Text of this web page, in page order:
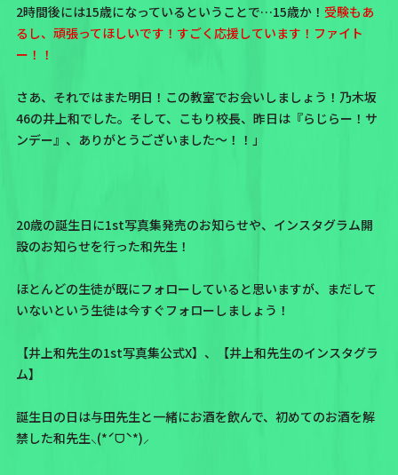
2時間後には15歳になっているということで…15歳か！ 受験もあ
るし、頑張ってほしいです！すごく応援しています！ファイト
ー！！
さあ、それではまた明日！この教室でお会いしましょう！乃木坂
46の井上和でした。そして、こもり校長、昨日は『らじらー！サ
ンデー』、ありがとうございました〜！！」
20歳の誕生日に1st写真集発売のお知らせや、 インスタグラム開
設のお知らせを行った和先生！
ほとんどの生徒が既にフォローしていると思いますが、まだして
いないという生徒は今すぐフォローしましょう！
【井上和先生の1st写真集公式X】、【井上和先生のインスタグラ
ム】
誕生日の日は与田先生と一緒にお酒を飲んで、初めてのお酒を解
禁した和先生⸜(*ˊᗜˋ*)⸝